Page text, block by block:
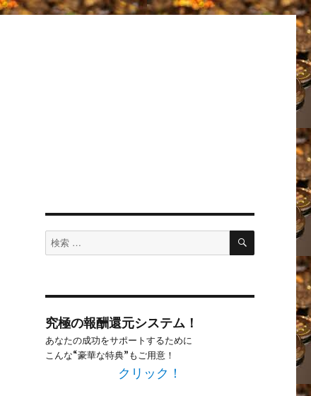
検
索
検
究極の報酬還元システム！
あなたの成功をサポートするために
こんな“豪華な特典”もご用意！
クリック！